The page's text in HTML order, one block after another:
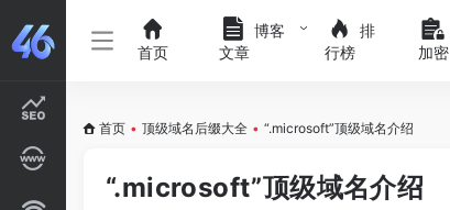
首页
博客
文章
排
行榜
加密
首页 • 顶级域名后缀大全 • “.microsoft”顶级域名介绍
“.microsoft”顶级域名介绍